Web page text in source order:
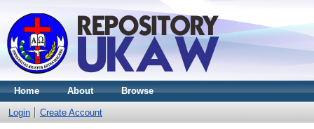
Home About Browse
Login Create Account